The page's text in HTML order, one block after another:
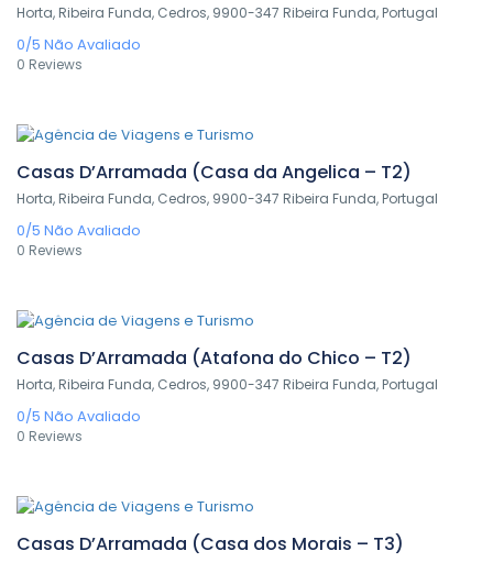
Horta, Ribeira Funda, Cedros, 9900-347 Ribeira Funda, Portugal
0/5 Não Avaliado
0 Reviews
0,00€/ 1 night(s)
Casas D’Arramada (Casa da Angelica – T2)
Horta, Ribeira Funda, Cedros, 9900-347 Ribeira Funda, Portugal
0/5 Não Avaliado
0 Reviews
0,00€/ 1 night(s)
Casas D’Arramada (Atafona do Chico – T2)
Horta, Ribeira Funda, Cedros, 9900-347 Ribeira Funda, Portugal
0/5 Não Avaliado
0 Reviews
0,00€/ 1 night(s)
Casas D’Arramada (Casa dos Morais – T3)